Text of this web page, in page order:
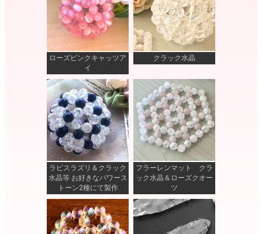
ローズピンクキャッツア
イ
クラック水晶
ラピスラズリ＆クラック
水晶等 お好きなパワース
トーン2種にて製作
フラーレンマット クラ
ック水晶＆ローズクオー
ツ